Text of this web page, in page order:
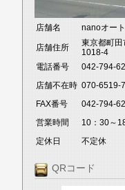
店舗名 nanoオート
店舗住所
東京都町田
1018-4
電話番号
042-794-
店舗不在時 070-6519-
FAX番号
042-794-
営業時間
10：30～
定休日
不定休
QRコード